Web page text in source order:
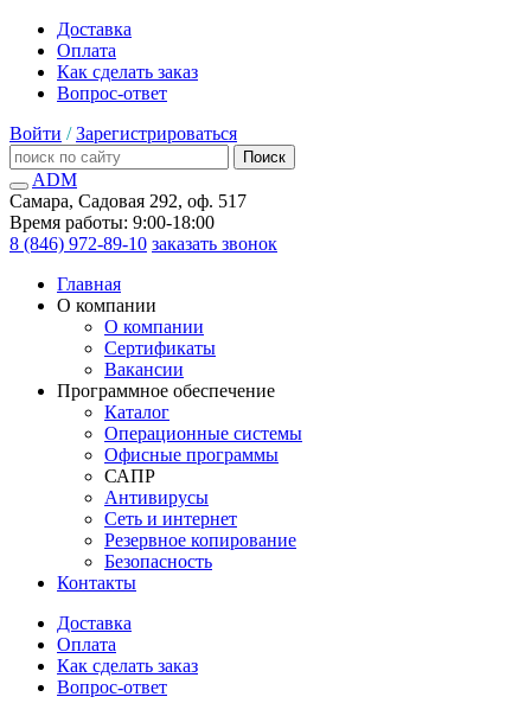
Доставка
Оплата
Как сделать заказ
Вопрос-ответ
Войти / Зарегистрироваться
Поиск
ADM
Самара, Садовая 292, оф. 517
Время работы: 9:00-18:00
8 (846) 972-89-10 заказать звонок
Главная
О компании
О компании
Сертификаты
Вакансии
Программное обеспечение
Каталог
Операционные системы
Офисные программы
САПР
Антивирусы
Сеть и интернет
Резервное копирование
Безопасность
Контакты
Доставка
Оплата
Как сделать заказ
Вопрос-ответ